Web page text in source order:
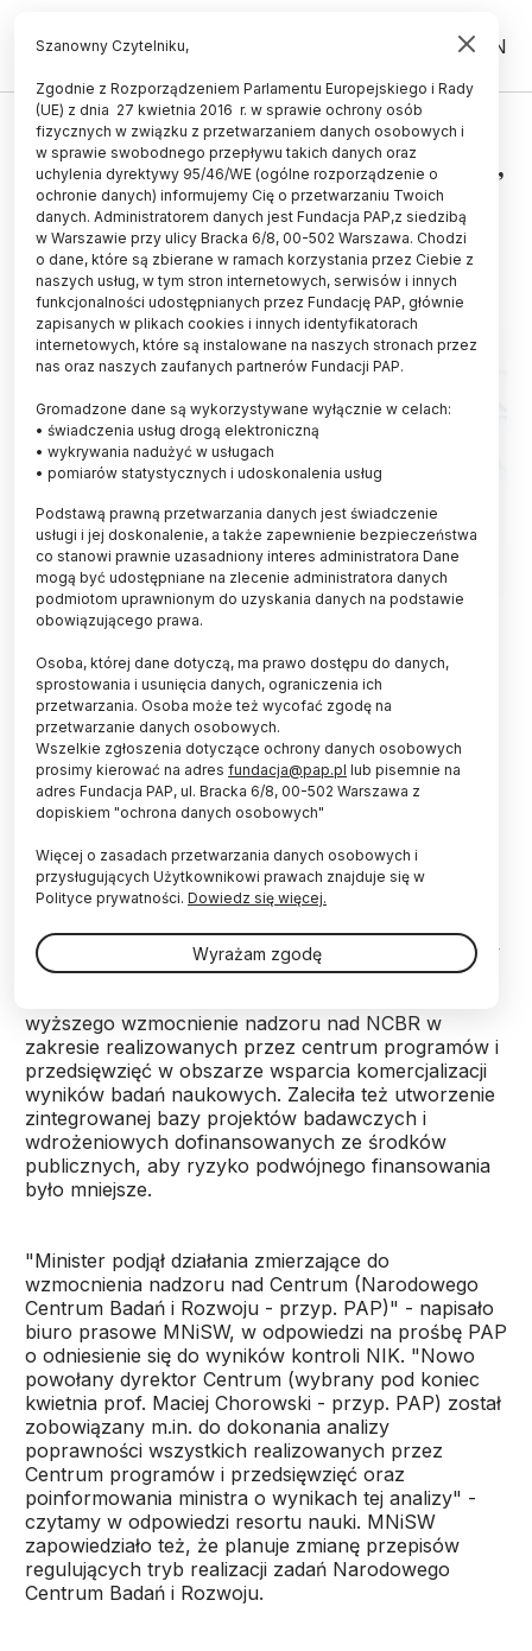
PL EN
UCZELNIE I INSTYTUCJE
MNiSW po raporcie NIK: działamy,
by wzmocnić nadzór nad NCBR
06.06.2016
aktualizacja: 06.06.2016
2 minuty czytania
działania, by wzmocnić nadzór nad Narodowym
Centrum Badań i Rozwoju - poinformowali
przedstawiciele resortu nauki odnosząc się do
raportu NIK, z którego wynikało, że w systemie
wsparcia komercjalizacji badań naukowych są
wady.
W drugiej połowie majaNIK opublikowała raport
którego wynika, że zakładane przez resort nauki i
Narodowe Centrum Badań i Rozwoju (NCBR)
nakłady na wsparcie komercjalizacji badań
naukowych nie przyniosły oczekiwanych rezultatów
w założonym czasie. Najwyższa Izba Kontroli
wyższego wzmocnienie nadzoru nad NCBR w
zakresie realizowanych przez centrum programów i
przedsięwzięć w obszarze wsparcia komercjalizacji
wyników badań naukowych. Zaleciła też utworzenie
zintegrowanej bazy projektów badawczych i
wdrożeniowych dofinansowanych ze środków
publicznych, aby ryzyko podwójnego finansowania
było mniejsze.
"Minister podjął działania zmierzające do
wzmocnienia nadzoru nad Centrum (Narodowego
Centrum Badań i Rozwoju - przyp. PAP)" - napisało
biuro prasowe MNiSW, w odpowiedzi na prośbę PAP
o odniesienie się do wyników kontroli NIK. "Nowo
powołany dyrektor Centrum (wybrany pod koniec
kwietnia prof. Maciej Chorowski - przyp. PAP) został
zobowiązany m.in. do dokonania analizy
poprawności wszystkich realizowanych przez
Centrum programów i przedsięwzięć oraz
poinformowania ministra o wynikach tej analizy" -
czytamy w odpowiedzi resortu nauki. MNiSW
zapowiedziało też, że planuje zmianę przepisów
regulujących tryb realizacji zadań Narodowego
Centrum Badań i Rozwoju.
Szanowny Czytelniku,
Zgodnie z Rozporządzeniem Parlamentu Europejskiego i Rady
(UE) z dnia 27 kwietnia 2016 r. w sprawie ochrony osób
fizycznych w związku z przetwarzaniem danych osobowych i
w sprawie swobodnego przepływu takich danych oraz
uchylenia dyrektywy 95/46/WE (ogólne rozporządzenie o
ochronie danych) informujemy Cię o przetwarzaniu Twoich
danych. Administratorem danych jest Fundacja PAP,z siedzibą
w Warszawie przy ulicy Bracka 6/8, 00-502 Warszawa. Chodzi
o dane, które są zbierane w ramach korzystania przez Ciebie z
naszych usług, w tym stron internetowych, serwisów i innych
funkcjonalności udostępnianych przez Fundację PAP, głównie
zapisanych w plikach cookies i innych identyfikatorach
internetowych, które są instalowane na naszych stronach przez
nas oraz naszych zaufanych partnerów Fundacji PAP.
Gromadzone dane są wykorzystywane wyłącznie w celach:
• świadczenia usług drogą elektroniczną
• wykrywania nadużyć w usługach
• pomiarów statystycznych i udoskonalenia usług
Podstawą prawną przetwarzania danych jest świadczenie
usługi i jej doskonalenie, a także zapewnienie bezpieczeństwa
co stanowi prawnie uzasadniony interes administratora Dane
mogą być udostępniane na zlecenie administratora danych
podmiotom uprawnionym do uzyskania danych na podstawie
obowiązującego prawa.
Osoba, której dane dotyczą, ma prawo dostępu do danych,
sprostowania i usunięcia danych, ograniczenia ich
przetwarzania. Osoba może też wycofać zgodę na
przetwarzanie danych osobowych.
Wszelkie zgłoszenia dotyczące ochrony danych osobowych
prosimy kierować na adres fundacja@pap.pl lub pisemnie na
adres Fundacja PAP, ul. Bracka 6/8, 00-502 Warszawa z
dopiskiem "ochrona danych osobowych"
Więcej o zasadach przetwarzania danych osobowych i
przysługujących Użytkownikowi prawach znajduje się w
Polityce prywatności. Dowiedz się więcej.
Wyrażam zgodę